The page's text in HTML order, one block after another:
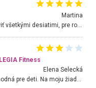
Martina
Nádherné miesto ktoré odporúčam navštíviť všetkými desiatimi, pre rodiny s deťmi, dôchodcom... Proste a jednoducho ozaj rozprávkový les.. určite ešte prídeme. Odniesli sme si na pamiatku krásne tričká,
Fitness
Elena Selecká